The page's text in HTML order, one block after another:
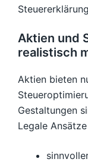
Aktien und
realistisch
Aktien bieten
Gestaltungen
Legale